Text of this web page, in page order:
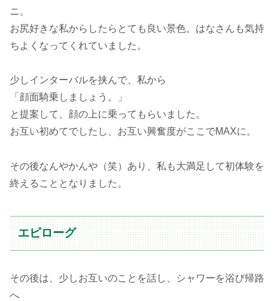
ニ。
お尻好きな私からしたらとても良い景色。はなさんも気持
ちよくなってくれていました。
少しインターバルを挟んで、私から
「顔面騎乗しましょう。」
と提案して、顔の上に乗ってもらいました。
お互い初めてでしたし、お互い興奮度がここでMAXに。
その後なんやかんや（笑）あり、私も大満足して初体験を
終えることとなりました。
エピローグ
その後は、少しお互いのことを話し、シャワーを浴び帰路
へ